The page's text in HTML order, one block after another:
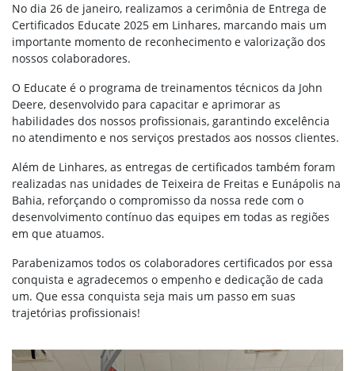
No dia 26 de janeiro, realizamos a cerimônia de Entrega de
Certificados Educate 2025 em Linhares, marcando mais um
importante momento de reconhecimento e valorização dos
nossos colaboradores.
O Educate é o programa de treinamentos técnicos da John
Deere, desenvolvido para capacitar e aprimorar as
habilidades dos nossos profissionais, garantindo excelência
no atendimento e nos serviços prestados aos nossos clientes.
Além de Linhares, as entregas de certificados também foram
realizadas nas unidades de Teixeira de Freitas e Eunápolis na
Bahia, reforçando o compromisso da nossa rede com o
desenvolvimento contínuo das equipes em todas as regiões
em que atuamos.
Parabenizamos todos os colaboradores certificados por essa
conquista e agradecemos o empenho e dedicação de cada
um. Que essa conquista seja mais um passo em suas
trajetórias profissionais!